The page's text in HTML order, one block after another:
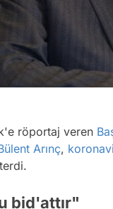
röportaj veren
Arınç,
bid'attır"